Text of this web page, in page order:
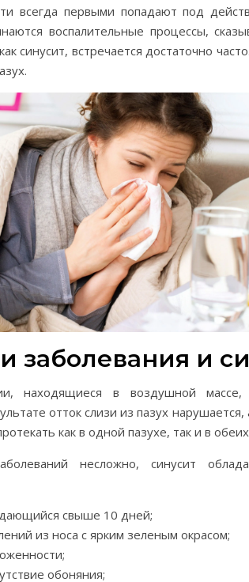
всегда первыми попадают под
воспалительные процессы,
синусит, встречается достаточно
заболевания и
находящиеся в воздушной
отток слизи из пазух
как в одной пазухе, так и в
несложно, синусит
свыше 10 дней;
из носа с ярким зеленым окрасом;
обоняния;